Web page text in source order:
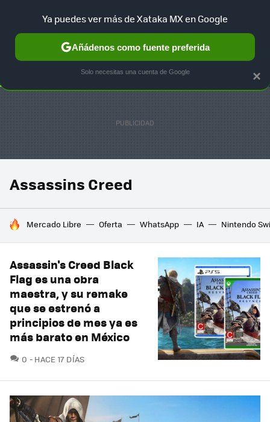
SELECCIÓN GAMING HOME AUTO TERRITORIO
Assassins Creed
HOY SE HABLA DE
Mercado Libre Oferta WhatsApp IA Nintendo
Assassin's Creed Black
Flag es una obra
maestra, y su remake
que se estrenó a
principios de mes ya es
más barato en México
0 COMENTARIOS
HACE 17 DÍAS
×
Ya puedes ver más de Xataka MX en Google
Añádenos como fuente preferida
Solo necesitas una cuenta de Google